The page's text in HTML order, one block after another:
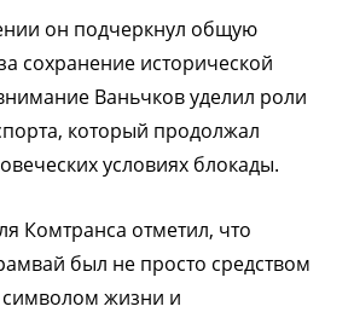
он подчеркнул общую
сохранение исторической
Ваньчков уделил роли
который продолжал
условиях блокады.
Комтранса отметил, что
был не просто средством
жизни и